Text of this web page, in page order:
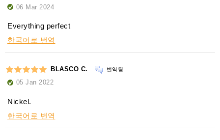
06 Mar 2024
Everything perfect
한국어로 번역
BLASCO C. 번역됨
05 Jan 2022
Nickel.
한국어로 번역